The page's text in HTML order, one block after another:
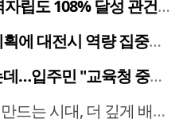
달성 관건은 '주민 수용성'
대전시 역량 집중해야
주민 "교육청 중재 나서라"
시대, 더 깊게 배우는 교육